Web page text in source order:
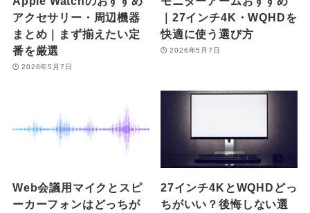
アクセサリー・周辺機器
まとめ｜まず揃えたい定
番を厳選
2026年5月7日
｜27インチ4K・WQHDを
快適に使う選び方
2026年5月7日
Web会議用マイクとスピ
ーカーフォンはどっちが
27インチ4KとWQHDどっ
ちがいい？後悔しない選